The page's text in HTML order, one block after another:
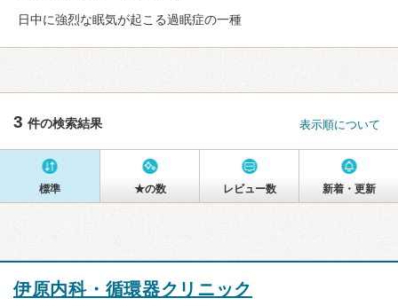
日中に強烈な眠気が起こる過眠症の一種
3 件の検索結果 表示順について
標準 ★の数 レビュー数 新着・更新
伊原内科・循環器クリニック